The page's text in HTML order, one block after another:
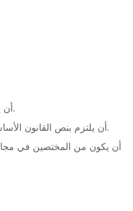
5.1 أن يكون عضوا في جمعية الإمارات الطبية.
5.2 أن يلتزم بنص القانون الأساسي للجمعية و اللائحة الداخلية للشعبة.